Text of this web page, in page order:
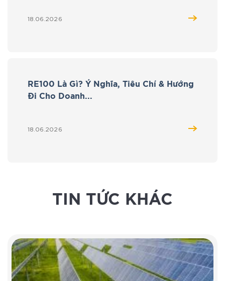
18.06.2026
RE100 Là Gì? Ý Nghĩa, Tiêu Chí & Hướng
Đi Cho Doanh...
18.06.2026
TIN TỨC KHÁC